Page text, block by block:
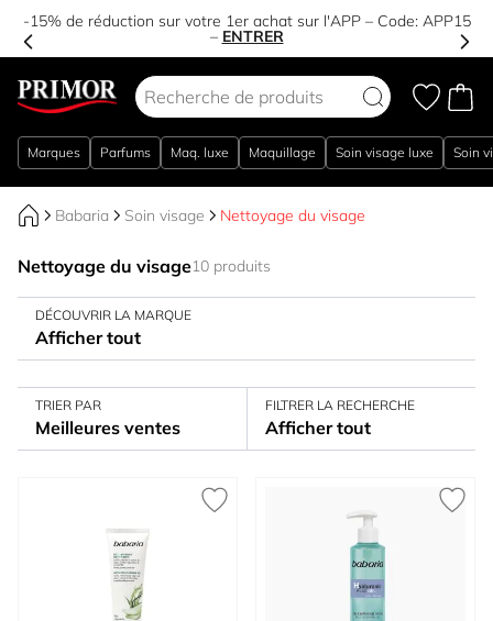
-15% de réduction sur votre 1er achat sur l'APP – Code: APP15
– ENTRER
Marques Parfums Maq. luxe Maquillage Soin visage luxe Soin
Babaria Soin visage Nettoyage du visage
Nettoyage du visage10 produits
DÉCOUVRIR LA MARQUE
Afficher tout
TRIER PAR
Meilleures ventes
FILTRER LA RECHERCHE
Afficher tout